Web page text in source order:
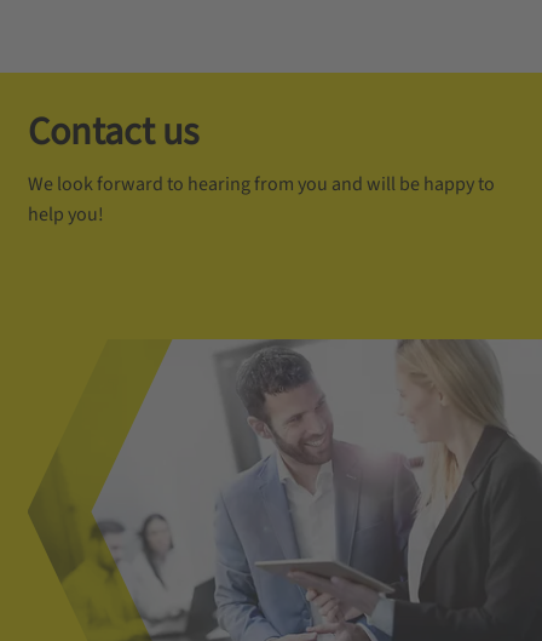
Contact us
We look forward to hearing from you and will be happy to
help you!